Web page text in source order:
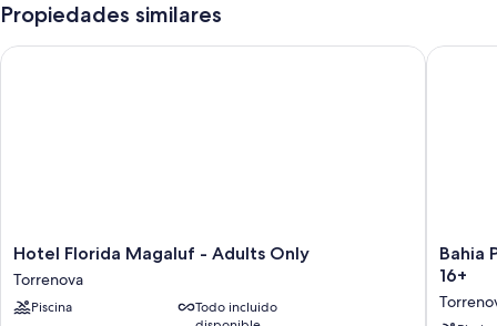
Propiedades similares
Hotel
Florida
Magaluf
-
Hotel Florida Magaluf - Adults Only
Torrenova
Piscina
Todo incluido
Hotel Florida Magaluf - Adults Only
Bahia
Principe
Coral
Bahia
16+
Bahia